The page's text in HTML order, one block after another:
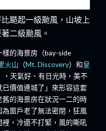
颳起一級颱風，山坡上
二級颱風。
的海景房（bay-side
火山 （Mt. Discovery）和皇
，天氣好、有日光時，美不
價值連城了」來形容這套
的海景房在狀況一二的時
窗戶老了無法密閉，狂風
，冷還不打緊，風的嘶吼